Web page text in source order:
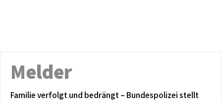
Melder
Familie verfolgt und bedrängt – Bundespolizei stellt